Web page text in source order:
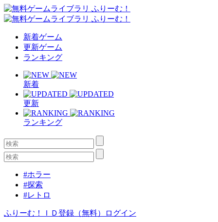
新着ゲーム
更新ゲーム
ランキング
新着
更新
ランキング
#ホラー
#探索
#レトロ
ふりーむ！ＩＤ登録（無料） ログイン